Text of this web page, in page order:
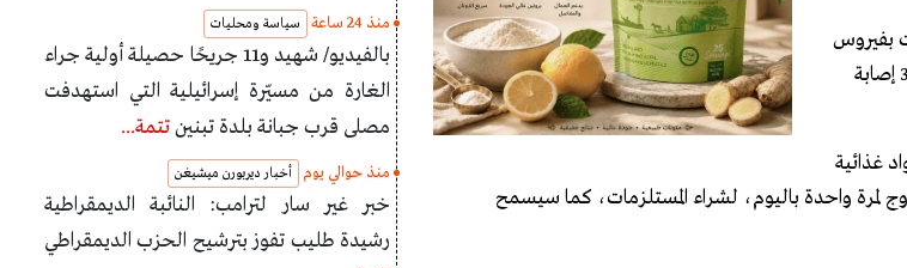
بفيروس
كورونا المستجد إلى 2369 حالة، من بينهم خمس حالات وفاة، موضحةً تسجيل نحو 340 إصابة
غذائية
واحدة باليوم، لشراء المستلزمات، كما سيسمح
منذ 24 ساعة سياسة ومحليات
بالفيديو/ شهيد و11 جريحًا حصيلة أولية جراء
الغارة من مسيّرة إسرائيلية التي استهدفت
مصلى قرب جبانة بلدة تبنينتتمة...
منذ حوالي يوم أخبار ديربورن ميشيغن
خبر غير سار لترامب: النائبة الديمقراطية
رشيدة طليب تفوز بترشيح الحزب الديمقراطي